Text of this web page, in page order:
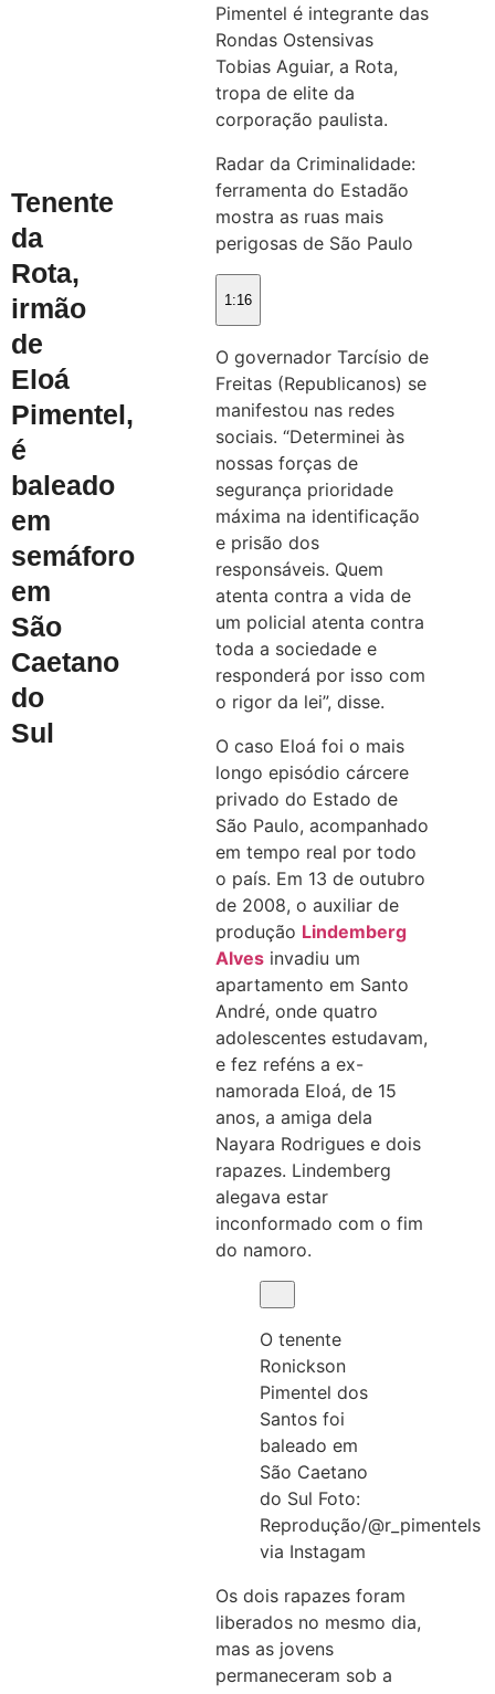
Tenente
da
Rota,
irmão
de
Eloá
Pimentel,
é
baleado
em
semáforo
em
São
Caetano
do
Sul
Pimentel é integrante das
Rondas Ostensivas
Tobias Aguiar, a Rota,
tropa de elite da
corporação paulista.
Radar da Criminalidade:
ferramenta do Estadão
mostra as ruas mais
perigosas de São Paulo
1:16
O governador Tarcísio de
Freitas (Republicanos) se
manifestou nas redes
sociais. “Determinei às
nossas forças de
segurança prioridade
máxima na identificação
e prisão dos
responsáveis. Quem
atenta contra a vida de
um policial atenta contra
toda a sociedade e
responderá por isso com
o rigor da lei”, disse.
O caso Eloá foi o mais
longo episódio cárcere
privado do Estado de
São Paulo, acompanhado
em tempo real por todo
o país. Em 13 de outubro
de 2008, o auxiliar de
produção Lindemberg
Alves invadiu um
apartamento em Santo
André, onde quatro
adolescentes estudavam,
e fez reféns a ex-
namorada Eloá, de 15
anos, a amiga dela
Nayara Rodrigues e dois
rapazes. Lindemberg
alegava estar
inconformado com o fim
do namoro.
O tenente
Ronickson
Pimentel dos
Santos foi
baleado em
São Caetano
do Sul Foto:
Reprodução/@r_pimentels
via Instagam
Os dois rapazes foram
liberados no mesmo dia,
mas as jovens
permaneceram sob a